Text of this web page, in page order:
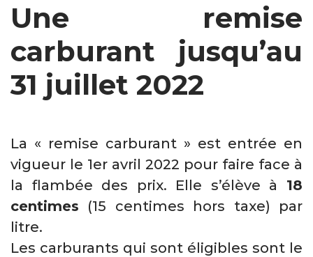
Une remise
carburant jusqu’au
31 juillet 2022
La « remise carburant » est entrée en
vigueur le 1er avril 2022 pour faire face à
la flambée des prix. Elle s’élève à 18
centimes (15 centimes hors taxe) par
litre.
Les carburants qui sont éligibles sont le